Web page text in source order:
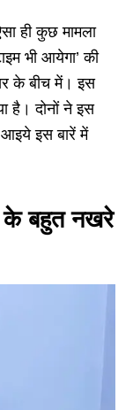
ही कुछ मामला
भी आयेगा’ की
के बीच में। इस
है। दोनों ने इस
इस बारें में
के बहुत नखरे